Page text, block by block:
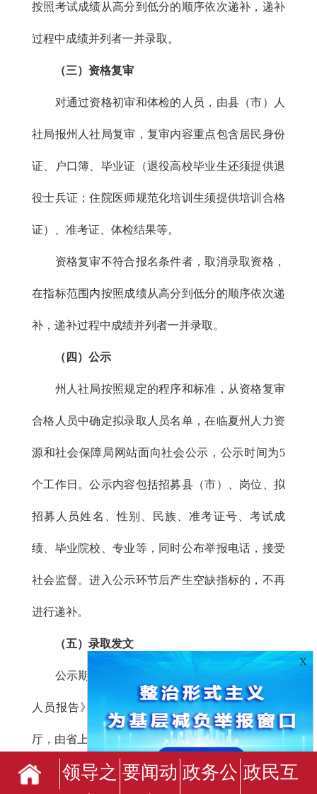
按照考试成绩从高分到低分的顺序依次递补，递补
过程中成绩并列者一并录取。
（三）资格复审
对通过资格初审和体检的人员，由县（市）人
社局报州人社局复审，复审内容重点包含居民身份
证、户口簿、毕业证（退役高校毕业生还须提供退
役士兵证；住院医师规范化培训生须提供培训合格
证）、准考证、体检结果等。
资格复审不符合报名条件者，取消录取资格，
在指标范围内按照成绩从高分到低分的顺序依次递
补，递补过程中成绩并列者一并录取。
（四）公示
州人社局按照规定的程序和标准，从资格复审
合格人员中确定拟录取人员名单，在临夏州人力资
源和社会保障局网站面向社会公示，公示时间为5
个工作日。公示内容包括招募县（市）、岗位、拟
招募人员姓名、性别、民族、准考证号、考试成
绩、毕业院校、专业等，同时公布举报电话，接受
社会监督。进入公示环节后产生空缺指标的，不再
进行递补。
（五）录取发文
公示期满无异议的，由州人社局形成《拟录取
人员报告》（含附件2），于8月17日前报省人社
厅，由省上统一发文录取。
八、培训上岗
领导之 要闻动 政务公 政民互
X